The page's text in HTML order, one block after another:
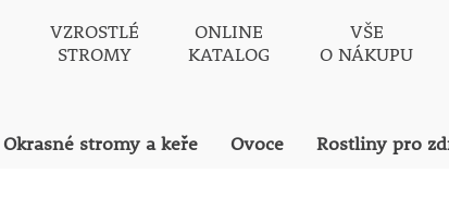
VZROSTLÉ
STROMY
ONLINE
KATALOG
VŠE
O NÁKUPU
Okrasné stromy a keře Ovoce Rostliny pro